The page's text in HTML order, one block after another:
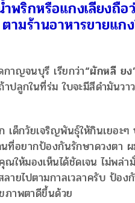
พริกหรือแกงเลียงถือ
ามร้านอาหารขายแก
าญจนบุรี เรียกว่า“ผักหลี ยง
ปลูกในที่ร่ม ใบจะมีสีดำมันว
เด็กวัยเจริญพันธุ์ให้กินเยอะ
นที่อยากป้องกันรักษาดวงตา
ให้มองเห็นได้ชัดเจน ไม่พล่า
ายไปตามกาลเวลาครับ ป้อง
ภาพตาดีขึ้นด้วย